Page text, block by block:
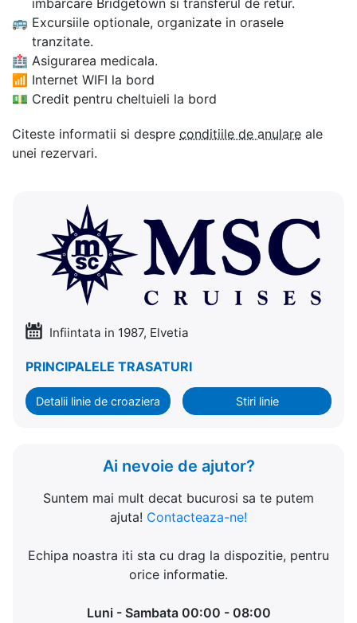
imbarcare Bridgetown si transferul de retur.
🚌 Excursiile optionale, organizate in orasele
tranzitate.
🏥 Asigurarea medicala.
📶 Internet WIFI la bord
💵 Credit pentru cheltuieli la bord
Citeste informatii si despre conditiile de anulare ale
unei rezervari.
Infiintata in 1987, Elvetia
PRINCIPALELE TRASATURI
Detalii linie de croaziera Stiri linie
Ai nevoie de ajutor?
Suntem mai mult decat bucurosi sa te putem
ajuta! Contacteaza-ne!
Echipa noastra iti sta cu drag la dispozitie, pentru
orice informatie.
Luni - Sambata 00:00 - 08:00